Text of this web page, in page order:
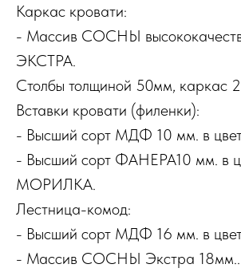
Каркас кровати:
- Массив СОСНЫ
ЭКСТРА.
Столбы толщиной 50мм, каркас
Вставки кровати (филенки):
- Высший сорт МДФ 10 мм. в
- Высший сорт ФАНЕРА10 мм. в
МОРИЛКА.
Лестница-комод:
- Высший сорт МДФ 16 мм. в
- Массив СОСНЫ Экстра 18мм..